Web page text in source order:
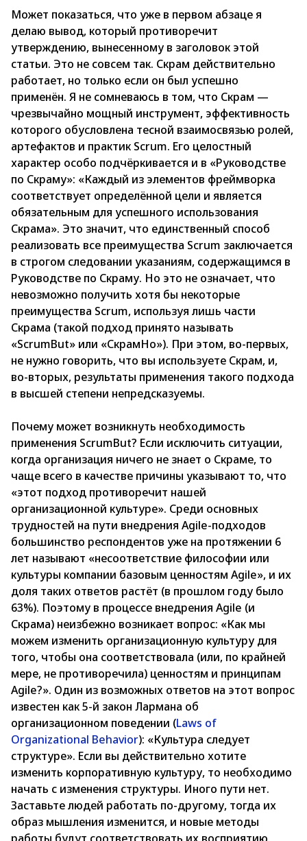
Может показаться, что уже в первом абзаце я
делаю вывод, который противоречит
утверждению, вынесенному в заголовок этой
статьи. Это не совсем так. Скрам действительно
работает, но только если он был успешно
применён. Я не сомневаюсь в том, что Скрам —
чрезвычайно мощный инструмент, эффективность
которого обусловлена тесной взаимосвязью ролей,
артефактов и практик Scrum. Его целостный
характер особо подчёркивается и в «Руководстве
по Скраму»: «Каждый из элементов фреймворка
соответствует определённой цели и является
обязательным для успешного использования
Скрама». Это значит, что единственный способ
реализовать все преимущества Scrum заключается
в строгом следовании указаниям, содержащимся в
Руководстве по Скраму. Но это не означает, что
невозможно получить хотя бы некоторые
преимущества Scrum, используя лишь части
Скрама (такой подход принято называть
«ScrumBut» или «СкрамНо»). При этом, во-первых,
не нужно говорить, что вы используете Скрам, и,
во-вторых, результаты применения такого подхода
в высшей степени непредсказуемы.
Почему может возникнуть необходимость
применения ScrumBut? Если исключить ситуации,
когда организация ничего не знает о Скраме, то
чаще всего в качестве причины указывают то, что
«этот подход противоречит нашей
организационной культуре». Среди основных
трудностей на пути внедрения Agile-подходов
большинство респондентов уже на протяжении 6
лет называют «несоответствие философии или
культуры компании базовым ценностям Agile», и их
доля таких ответов растёт (в прошлом году было
63%). Поэтому в процессе внедрения Agile (и
Скрама) неизбежно возникает вопрос: «Как мы
можем изменить организационную культуру для
того, чтобы она соответствовала (или, по крайней
мере, не противоречила) ценностям и принципам
Agile?». Один из возможных ответов на этот вопрос
известен как 5-й закон Лармана об
организационном поведении (Laws of
Organizational Behavior): «Культура следует
структуре». Если вы действительно хотите
изменить корпоративную культуру, то необходимо
начать с изменения структуры. Иного пути нет.
Заставьте людей работать по-другому, тогда их
образ мышления изменится, и новые методы